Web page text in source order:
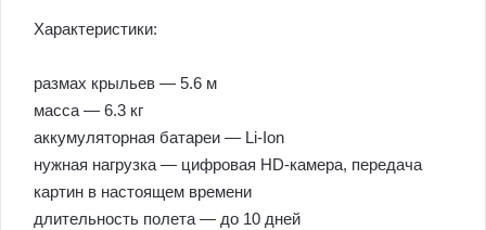
Характеристики:
размах крыльев — 5.6 м
масса — 6.3 кг
аккумуляторная батареи — Li-Ion
нужная нагрузка — цифровая HD-камера, передача
картин в настоящем времени
длительность полета — до 10 дней